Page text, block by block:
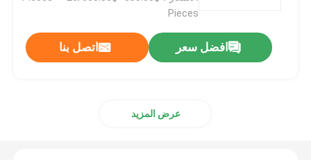
Pieces
افضل سعر اتصل بنا
عرض المزيد